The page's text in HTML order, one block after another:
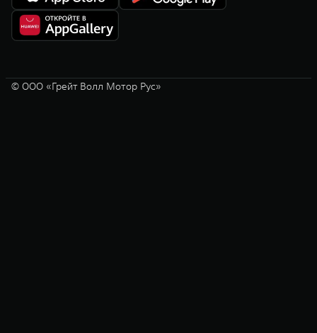
© ООО «Грейт Волл Мотор Рус»